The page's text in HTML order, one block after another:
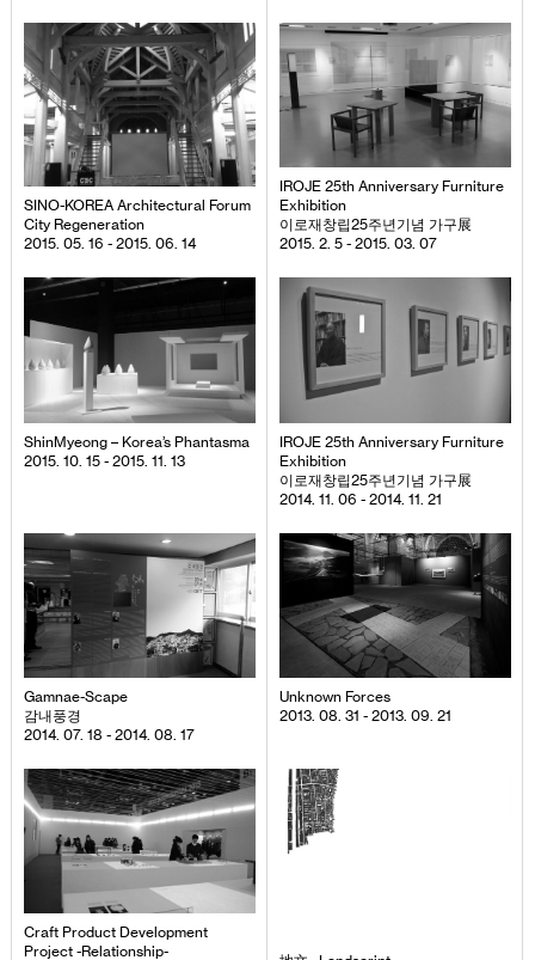
SINO-KOREA Architectural Forum
City Regeneration
2015. 05. 16 - 2015. 06. 14
IROJE 25th Anniversary Furniture
Exhibition
이로재창립25주년기념 가구展
2015. 2. 5 - 2015. 03. 07
ShinMyeong – Korea’s Phantasma
2015. 10. 15 - 2015. 11. 13
IROJE 25th Anniversary Furniture
Exhibition
이로재창립25주년기념 가구展
2014. 11. 06 - 2014. 11. 21
Gamnae-Scape
감내풍경
2014. 07. 18 - 2014. 08. 17
Unknown Forces
2013. 08. 31 - 2013. 09. 21
Craft Product Development
Project -Relationship-